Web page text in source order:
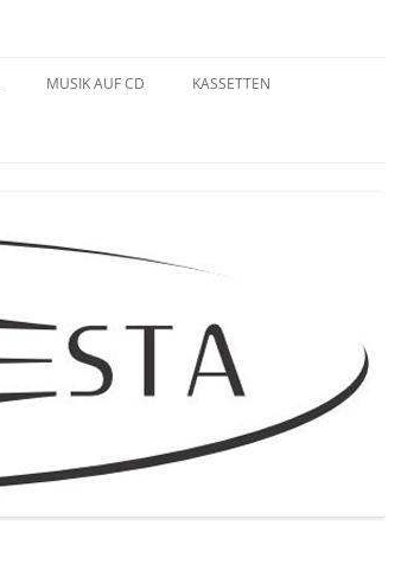
MUSIK AUF CD KASSETTEN